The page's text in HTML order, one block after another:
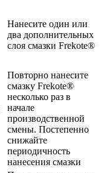
Нанесите один или
два дополнительных
слоя смазки Frekote®
Повторно нанесите
смазку Frekote®
несколько раз в
начале
производственной
смены. Постепенно
снижайте
периодичность
нанесения смазки